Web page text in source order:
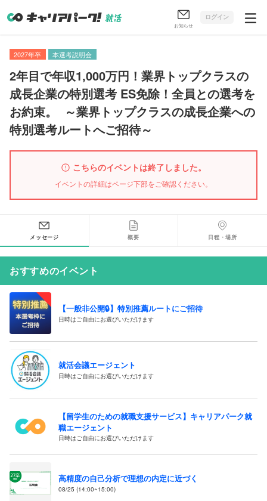
お知らせ
ログイン
2027年卒 本選考説明会
2年目で年収1,000万円！業界トップクラスの
成長企業の特別選考 ES免除！全員との選考を
お約束。
～業界トップクラスの成長企業への
特別選考ルートへご招待～
こちらのイベントは終了しました。
イベントの詳細はページ下部をご確認ください。
メッセージ 概要 日程・場所
おすすめのイベント
【一般非公開🔒️】特別推薦ルートにご招待
日時はご自由にお選びいただけます
就活会議エージェント
日時はご自由にお選びいただけます
【留学生のための就職支援サービス】キャリアパーク就
職エージェント
日時はご自由にお選びいただけます
高精度の自己分析で理想の内定に近づく
08/25 (14:00~15:00)